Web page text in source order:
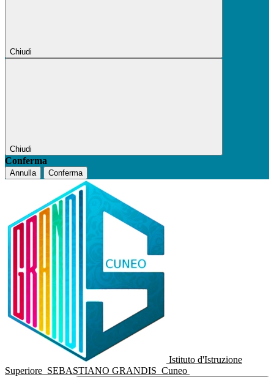
Chiudi
Chiudi
Conferma
Annulla Conferma
Istituto d'Istruzione
Superiore SEBASTIANO GRANDIS Cuneo